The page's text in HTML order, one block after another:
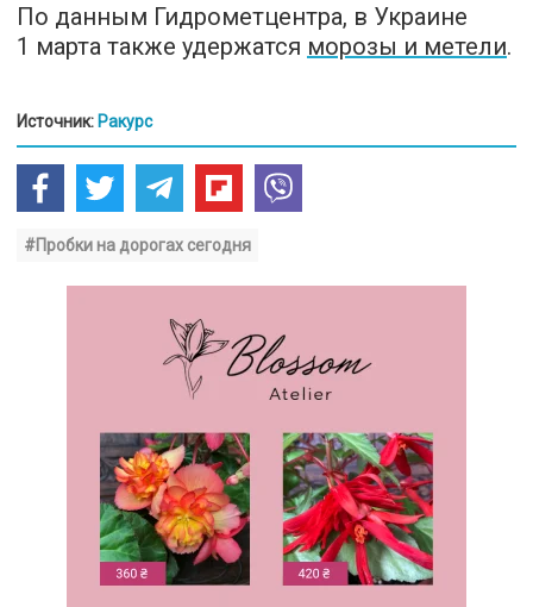
По данным Гидрометцентра, в Украине
1 марта также удержатся морозы и метели.
Источник: Ракурс
#Пробки на дорогах сегодня